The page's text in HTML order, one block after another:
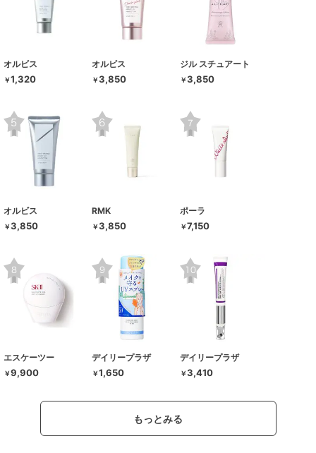
オルビス
￥1,320
オルビス
￥3,850
ジル スチュアート
￥3,850
オルビス
￥3,850
RMK
￥3,850
ポーラ
￥7,150
エスケーツー
￥9,900
デイリープラザ
￥1,650
デイリープラザ
￥3,410
もっとみる